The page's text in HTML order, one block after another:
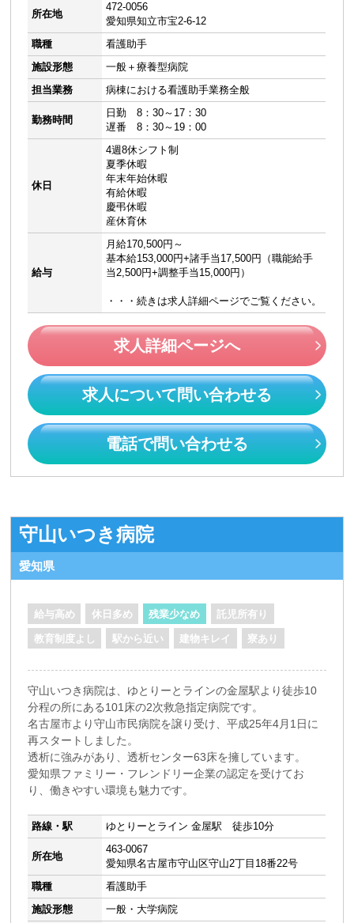
所在地
472-0056
愛知県知立市宝2-6-12
職種
看護助手
施設形態
一般＋療養型病院
担当業務
病棟における看護助手業務全般
勤務時間
日勤 8：30～17：30
遅番 8：30～19：00
休日
4週8休シフト制
夏季休暇
年末年始休暇
有給休暇
慶弔休暇
産休育休
給与
月給170,500円～
基本給153,000円+諸手当17,500円（職能給手
当2,500円+調整手当15,000円）
・・・続きは求人詳細ページでご覧ください。
求人詳細ページへ
求人について問い合わせる
電話で問い合わせる
守山いつき病院
愛知県
給与高め 休日多め 残業少なめ 託児所有り
教育制度よし 駅から近い 建物キレイ 寮あり
守山いつき病院は、ゆとりーとラインの金屋駅より徒歩10
分程の所にある101床の2次救急指定病院です。
名古屋市より守山市民病院を譲り受け、平成25年4月1日に
再スタートしました。
透析に強みがあり、透析センター63床を擁しています。
愛知県ファミリー・フレンドリー企業の認定を受けてお
り、働きやすい環境も魅力です。
路線・駅 ゆとりーとライン 金屋駅 徒歩10分
所在地
463-0067
愛知県名古屋市守山区守山2丁目18番22号
職種
看護助手
施設形態
一般・大学病院